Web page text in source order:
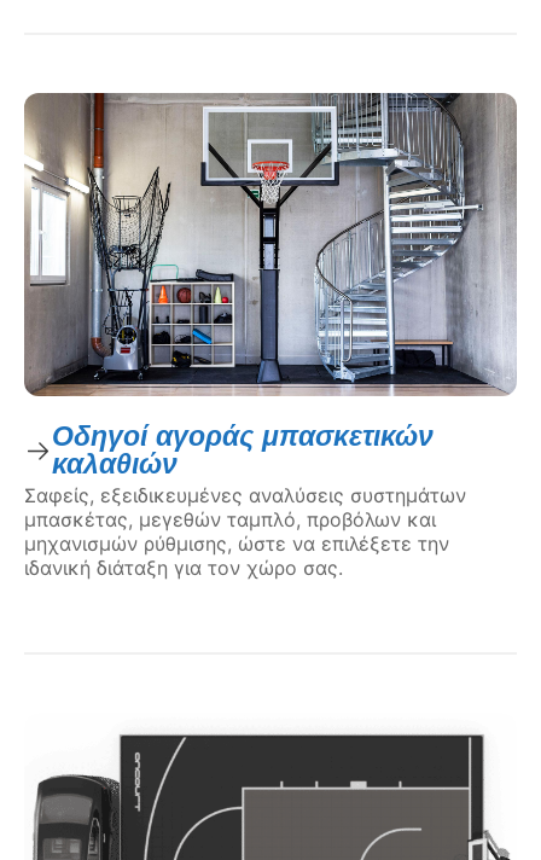
Οδηγοί αγοράς μπασκετικών
καλαθιών
Σαφείς, εξειδικευμένες αναλύσεις συστημάτων
μπασκέτας, μεγεθών ταμπλό, προβόλων και
μηχανισμών ρύθμισης, ώστε να επιλέξετε την
ιδανική διάταξη για τον χώρο σας.